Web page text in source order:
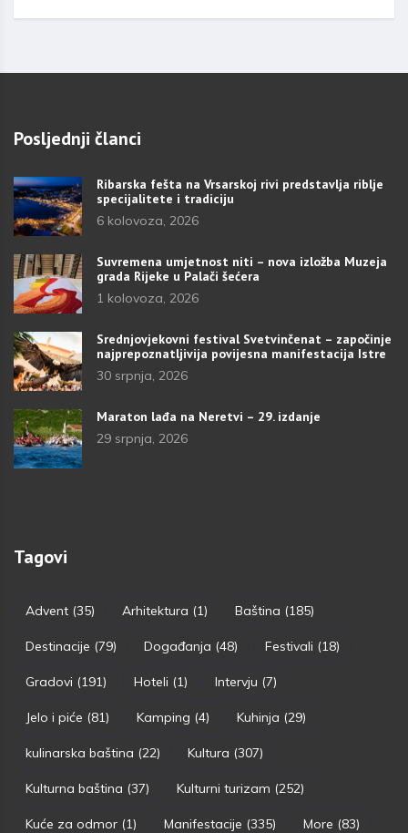
Posljednji članci
Ribarska fešta na Vrsarskoj rivi predstavlja riblje
specijalitete i tradiciju
6 kolovoza, 2026
Suvremena umjetnost niti – nova izložba Muzeja
grada Rijeke u Palači šećera
1 kolovoza, 2026
Srednjovjekovni festival Svetvinčenat – započinje
najprepoznatljivija povijesna manifestacija Istre
30 srpnja, 2026
Maraton lađa na Neretvi – 29. izdanje
29 srpnja, 2026
Tagovi
Advent (35) Arhitektura (1) Baština (185)
Destinacije (79) Događanja (48) Festivali (18)
Gradovi (191) Hoteli (1) Intervju (7)
Jelo i piće (81) Kamping (4) Kuhinja (29)
kulinarska baština (22) Kultura (307)
Kulturna baština (37) Kulturni turizam (252)
Kuće za odmor (1) Manifestacije (335) More (83)